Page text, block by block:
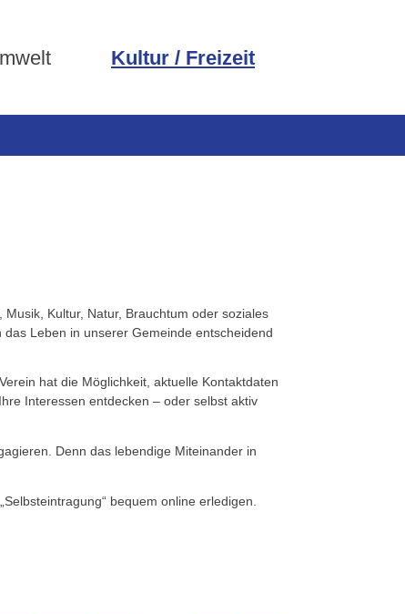
Kultur / Freizeit
Kultur, Natur, Brauchtum oder soziales
Leben in unserer Gemeinde entscheidend
hat die Möglichkeit, aktuelle Kontaktdaten
Interessen entdecken – oder selbst aktiv
Denn das lebendige Miteinander in
bequem online erledigen.